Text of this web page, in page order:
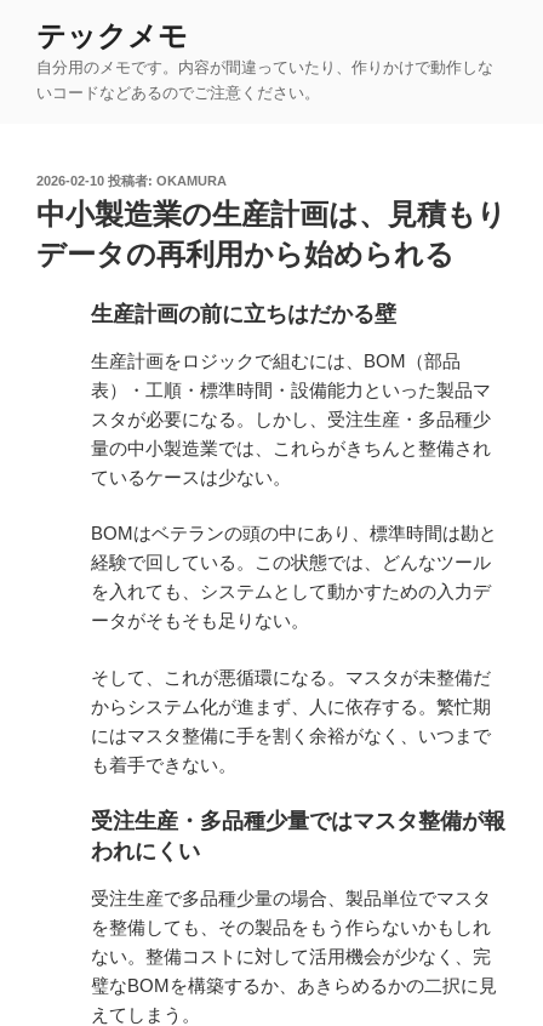
テックメモ
自分用のメモです。内容が間違っていたり、作りかけで動作しな
いコードなどあるのでご注意ください。
投
日:
2026-02-10 投稿者: OKAMURA
中小製造業の生産計画は、見積もり
データの再利用から始められる
生産計画の前に立ちはだかる壁
生産計画をロジックで組むには、BOM（部品
表）・工順・標準時間・設備能力といった製品マ
スタが必要になる。しかし、受注生産・多品種少
量の中小製造業では、これらがきちんと整備され
ているケースは少ない。
BOMはベテランの頭の中にあり、標準時間は勘と
経験で回している。この状態では、どんなツール
を入れても、システムとして動かすための入力デ
ータがそもそも足りない。
そして、これが悪循環になる。マスタが未整備だ
からシステム化が進まず、人に依存する。繁忙期
にはマスタ整備に手を割く余裕がなく、いつまで
も着手できない。
受注生産・多品種少量ではマスタ整備が報
われにくい
受注生産で多品種少量の場合、製品単位でマスタ
を整備しても、その製品をもう作らないかもしれ
ない。整備コストに対して活用機会が少なく、完
璧なBOMを構築するか、あきらめるかの二択に見
えてしまう。